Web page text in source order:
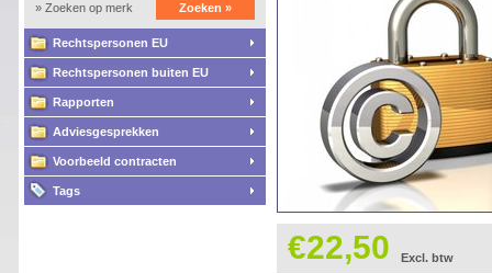
» Zoeken op merk Zoeken »
Rechtspersonen EU
Rechtspersonen buiten EU
Rapporten
Adviesgesprekken
Voorbeeld contracten
Tags
€22,50 Excl. btw